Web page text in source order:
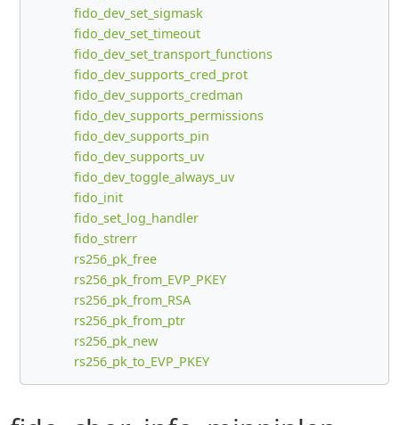
fido_dev_set_sigmask
fido_dev_set_timeout
fido_dev_set_transport_functions
fido_dev_supports_cred_prot
fido_dev_supports_credman
fido_dev_supports_permissions
fido_dev_supports_pin
fido_dev_supports_uv
fido_dev_toggle_always_uv
fido_init
fido_set_log_handler
fido_strerr
rs256_pk_free
rs256_pk_from_EVP_PKEY
rs256_pk_from_RSA
rs256_pk_from_ptr
rs256_pk_new
rs256_pk_to_EVP_PKEY